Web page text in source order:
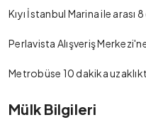
Kıyı İstanbul Marina ile arası
Perlavista Alışveriş
Metrobüse 10 dakika
Mülk Bilgileri